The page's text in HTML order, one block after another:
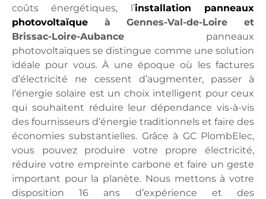
coûts énergétiques, l’installation panneaux
photovoltaïque à Gennes-Val-de-Loire et
Brissac-Loire-Aubance panneaux
photovoltaïques se distingue comme une solution
idéale pour vous. À une époque où les factures
d’électricité ne cessent d’augmenter, passer à
l’énergie solaire est un choix intelligent pour ceux
qui souhaitent réduire leur dépendance vis-à-vis
des fournisseurs d’énergie traditionnels et faire des
économies substantielles. Grâce à GC PlombElec,
vous pouvez produire votre propre électricité,
réduire votre empreinte carbone et faire un geste
important pour la planète. Nous mettons à votre
disposition 16 ans d’expérience et des